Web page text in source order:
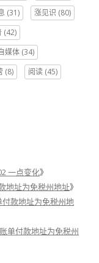
(31) 涨见识 (80)
(42)
媒体 (34)
(8) 阅读 (45)
一点变化》
地址为免税州地址》
款地址为免税州地
单付款地址为免税州